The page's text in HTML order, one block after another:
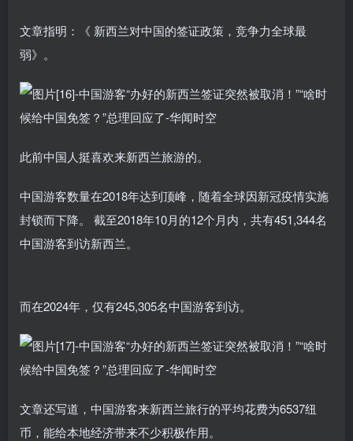
文章指明：《 新西兰对中国的签证政策，竞争力全球最
弱》。
此前中国人挺喜欢来新西兰旅游的。
中国游客数量在2018年达到顶峰，随着全球因新冠疫情实施
封锁而下降。 截至2018年10月的12个月内，共有451,344名
中国游客到访新西兰。
而在2024年，仅有245,305名中国游客到访。
文章还写道，中国游客来新西兰旅行的平均花费为6537纽
币，能给本地经济带来不少积极作用。